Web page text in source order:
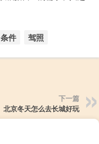
条件 驾照
下一篇
北京冬天怎么去长城好玩